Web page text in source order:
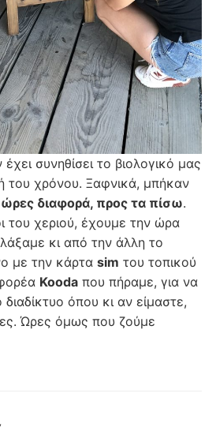
συνηθίσει το βιολογικό μας
του χρόνου. Ξαφνικά, μπήκαν
ώρες διαφορά, προς τα πίσω.
του χεριού, έχουμε την ώρα
κι από την άλλη το
με την κάρτα sim του τοπικού
Koodaπου πήραμε, για να
όπου κι αν είμαστε,
Ώρες όμως που ζούμε